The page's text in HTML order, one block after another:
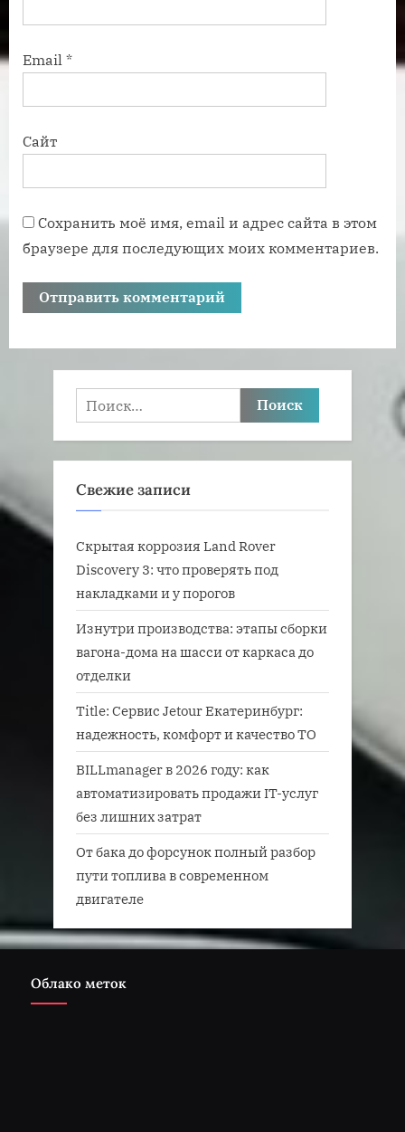
Email *
Сайт
Сохранить моё имя, email и адрес сайта в этом
браузере для последующих моих комментариев.
Найти:
Свежие записи
Скрытая коррозия Land Rover
Discovery 3: что проверять под
накладками и у порогов
Изнутри производства: этапы сборки
вагона-дома на шасси от каркаса до
отделки
Title: Сервис Jetour Екатеринбург:
надежность, комфорт и качество ТО
BILLmanager в 2026 году: как
автоматизировать продажи IT-услуг
без лишних затрат
От бака до форсунок полный разбор
пути топлива в современном
двигателе
Облако меток